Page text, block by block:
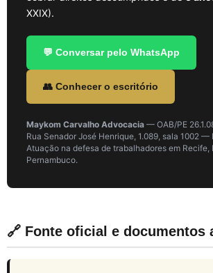
XXIX).
💬 Conversar pelo WhatsApp
👥 Conhecer o escritório
Maykom Carvalho Advocacia — OAB/PE
Rua Senador José Henrique, 1.089, sala 1002 —
Atuação na defesa de trabalhadores em Recife,
Pernambuco.
🔗 Fonte oficial e documentos